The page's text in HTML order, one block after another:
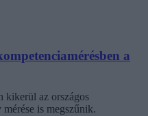
a
kikerül az országos
is megszűnik.